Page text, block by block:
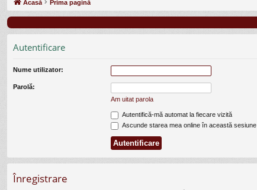
Acasă Prima pagină
Autentificare
Nume utilizator:
Parolă:
Am uitat parola
Autentifică-mă automat la fiecare vizită
Ascunde starea mea online în această sesiune
Înregistrare